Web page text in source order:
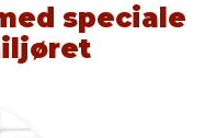
speciale